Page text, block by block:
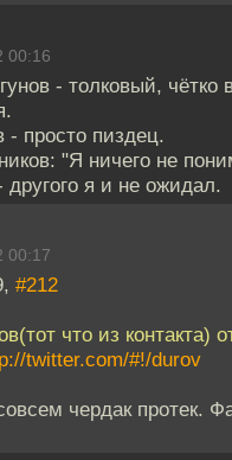
00:16
- толковый, чётко
просто пиздец.
"Я ничего не
другого я и не ожидал.
00:17
#212
что из контакта)
twitter.com/#!/durov
чердак протек.